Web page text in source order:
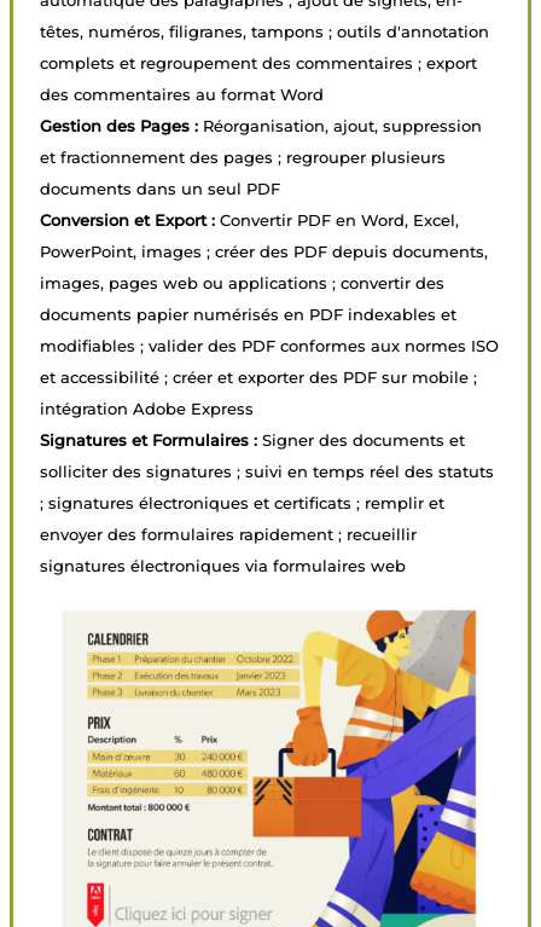
têtes, numéros, filigranes, tampons ; outils d'annotation
complets et regroupement des commentaires ; export
des commentaires au format Word
Gestion des Pages : Réorganisation, ajout, suppression
et fractionnement des pages ; regrouper plusieurs
documents dans un seul PDF
Conversion et Export : Convertir PDF en Word, Excel,
PowerPoint, images ; créer des PDF depuis documents,
images, pages web ou applications ; convertir des
documents papier numérisés en PDF indexables et
modifiables ; valider des PDF conformes aux normes ISO
et accessibilité ; créer et exporter des PDF sur mobile ;
intégration Adobe Express
Signatures et Formulaires : Signer des documents et
solliciter des signatures ; suivi en temps réel des statuts
; signatures électroniques et certificats ; remplir et
envoyer des formulaires rapidement ; recueillir
signatures électroniques via formulaires web